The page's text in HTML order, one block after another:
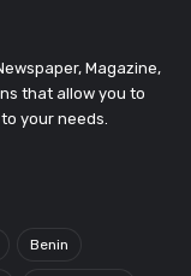
Magazine,
that allow you to
your needs.
Benin